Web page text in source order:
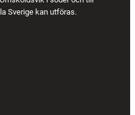
Sverige kan utföras.